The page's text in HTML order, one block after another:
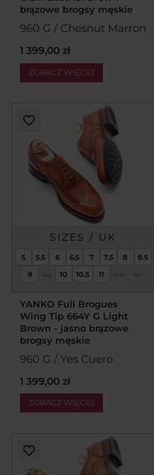
brązowe brogsy męskie
960 G / Chesnut Marron
1 399,00 zł
ZOBACZ WIĘCEJ
SIZES / UK
5 5.5 6 6.5 7 7.5 8
8.5
9
9.5 10 10.5 11 11.5 12
YANKO Full Brogues
Wing Tip 664Y G Light
Brown - jasno brązowe
brogsy męskie
960 G / Yes Cuero
1 399,00 zł
ZOBACZ WIĘCEJ